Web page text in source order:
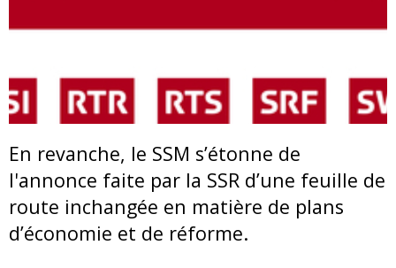
En revanche, le SSM s’étonne de
l'annonce faite par la SSR d’une feuille de
route inchangée en matière de plans
d’économie et de réforme.